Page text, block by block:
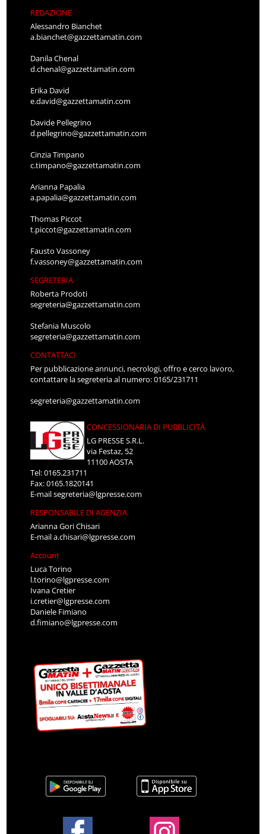
REDAZIONE
Alessandro Bianchet
a.bianchet@gazzettamatin.com
Danila Chenal
d.chenal@gazzettamatin.com
Erika David
e.david@gazzettamatin.com
Davide Pellegrino
d.pellegrino@gazzettamatin.com
Cinzia Timpano
c.timpano@gazzettamatin.com
Arianna Papalia
a.papalia@gazzettamatin.com
Thomas Piccot
t.piccot@gazzettamatin.com
Fausto Vassoney
f.vassoney@gazzettamatin.com
SEGRETERIA
Roberta Prodoti
segreteria@gazzettamatin.com
Stefania Muscolo
segreteria@gazzettamatin.com
CONTATTACI
Per pubblicazione annunci, necrologi, offro e cerco lavoro,
contattare la segreteria al numero: 0165/231711
segreteria@gazzettamatin.com
CONCESSIONARIA DI PUBBLICITÀ
LG PRESSE S.R.L.
via Festaz, 52
11100 AOSTA
Tel: 0165.231711
Fax: 0165.1820141
E-mailsegreteria@lgpresse.com
RESPONSABILE DI AGENZIA
Arianna Gori Chisari
E-maila.chisari@lgpresse.com
Account
Luca Torino
l.torino@lgpresse.com
Ivana Cretier
i.cretier@lgpresse.com
Daniele Fimiano
d.fimiano@lgpresse.com